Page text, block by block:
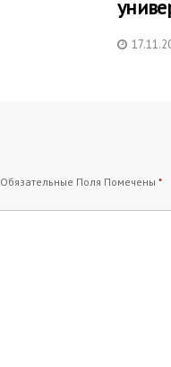
Обязательные Поля Помечены *